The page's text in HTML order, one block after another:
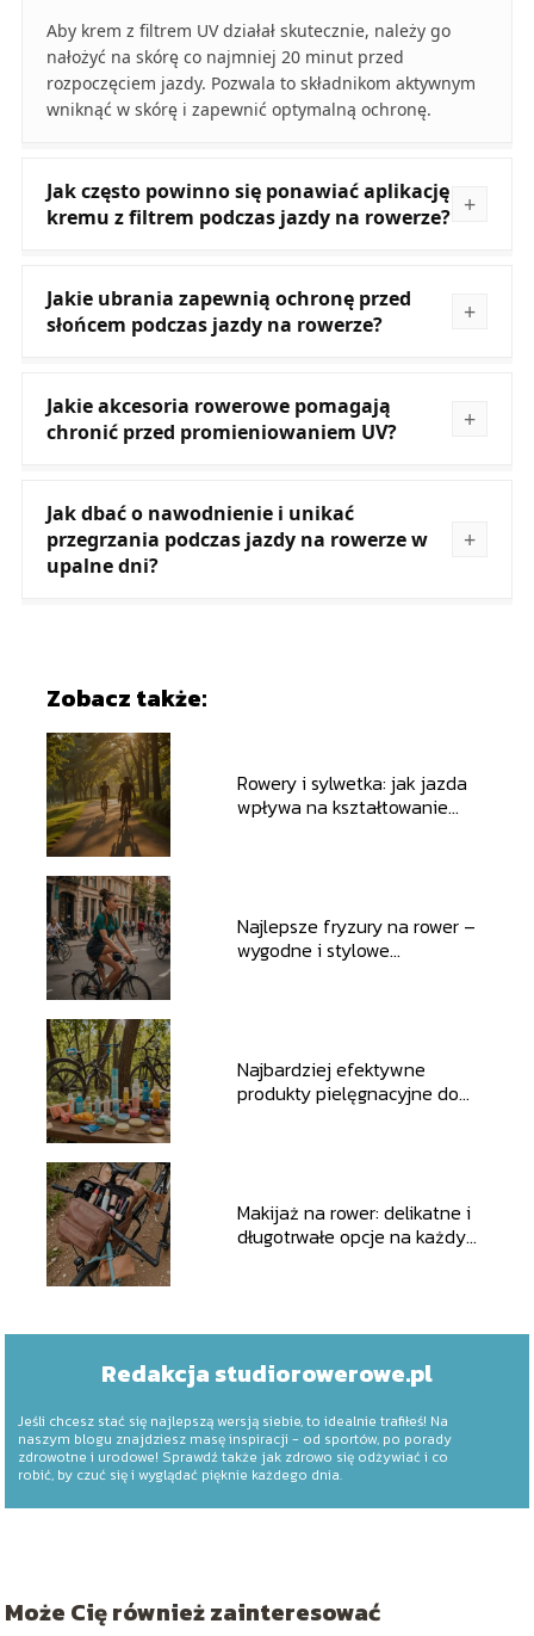
Aby krem z filtrem UV działał skutecznie, należy go
nałożyć na skórę co najmniej 20 minut przed
rozpoczęciem jazdy. Pozwala to składnikom aktywnym
wniknąć w skórę i zapewnić optymalną ochronę.
Jak często powinno się ponawiać aplikację
kremu z filtrem podczas jazdy na rowerze?
Jakie ubrania zapewnią ochronę przed
słońcem podczas jazdy na rowerze?
Jakie akcesoria rowerowe pomagają
chronić przed promieniowaniem UV?
Jak dbać o nawodnienie i unikać
przegrzania podczas jazdy na rowerze w
upalne dni?
Zobacz także:
Rowery i sylwetka: jak jazda
wpływa na kształtowanie
Najlepsze fryzury na rower –
wygodne i stylowe
Najbardziej efektywne
produkty pielęgnacyjne do
Makijaż na rower: delikatne i
długotrwałe opcje na każdy
Redakcja studiorowerowe.pl
Jeśli chcesz stać się najlepszą wersją siebie, to idealnie trafiłeś! Na
naszym blogu znajdziesz masę inspiracji - od sportów, po porady
zdrowotne i urodowe! Sprawdź także jak zdrowo się odżywiać i co
robić, by czuć się i wyglądać pięknie każdego dnia.
Może Cię również zainteresować